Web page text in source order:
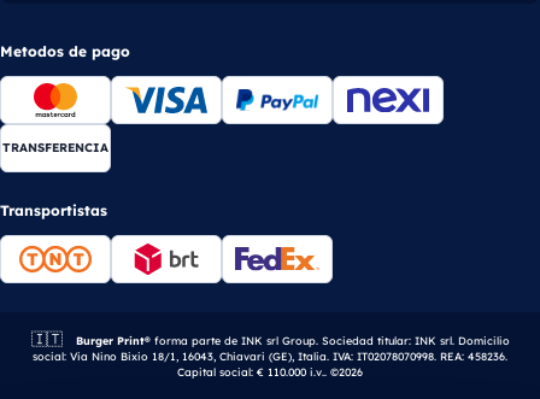
Metodos de pago
TRANSFERENCIA
Transportistas
🇮🇹 Empresa italiana.
Burger Print®forma parte de INK srl Group. Sociedad titular: INK srl. Domicilio
social: Via Nino Bixio 18/1, 16043, Chiavari (GE), Italia. IVA: IT02078070998. REA: 458236.
Capital social: € 110.000 i.v.. ©2026